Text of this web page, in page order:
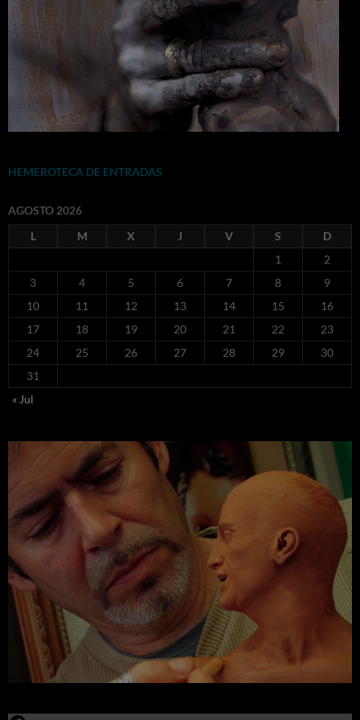
HEMEROTECA DE ENTRADAS
AGOSTO 2026
L
M X J V S
D
1
2
3
4 5 6 7 8
9
10
11 12 13 14 15
16
17
18 19 20 21 22
23
24
25 26 27 28 29
30
31
« Jul